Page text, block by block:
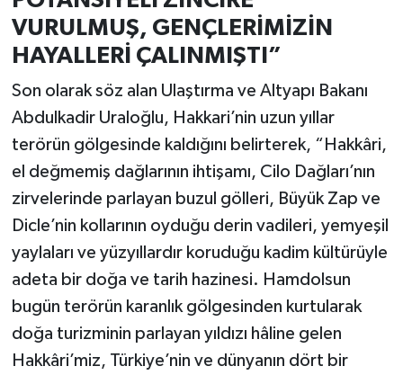
VURULMUŞ, GENÇLERİMİZİN
HAYALLERİ ÇALINMIŞTI”
Son olarak söz alan Ulaştırma ve Altyapı Bakanı
Abdulkadir Uraloğlu, Hakkari’nin uzun yıllar
terörün gölgesinde kaldığını belirterek, “Hakkâri,
el değmemiş dağlarının ihtişamı, Cilo Dağları’nın
zirvelerinde parlayan buzul gölleri, Büyük Zap ve
Dicle’nin kollarının oyduğu derin vadileri, yemyeşil
yaylaları ve yüzyıllardır koruduğu kadim kültürüyle
adeta bir doğa ve tarih hazinesi. Hamdolsun
bugün terörün karanlık gölgesinden kurtularak
doğa turizminin parlayan yıldızı hâline gelen
Hakkâri’miz, Türkiye’nin ve dünyanın dört bir